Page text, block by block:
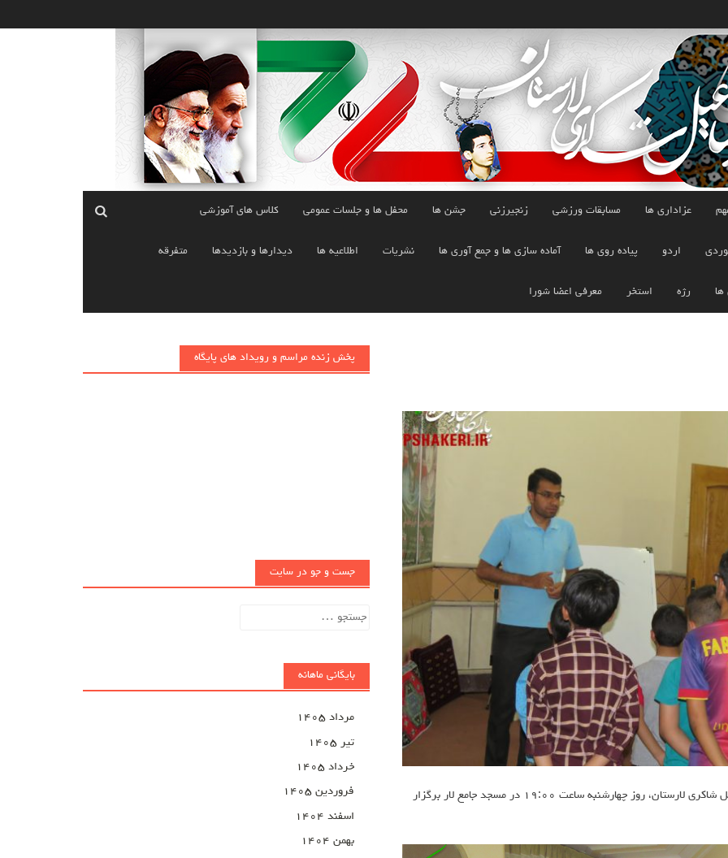
عزاداری ها مسابقات ورزشی زنجیرزنی جشن ها محفل ها و جلسات عمومی کلاس های آموزشی
اردو پیاده روی ها آماده سازی ها و جمع آوری ها نشریات اطلاعیه ها دیدارها و بازدیدها متفرقه
ها رژه استخر معرفی اعضا شورا
کلاس آموزش نکات نظامی ویژه اعضای پایگاه مقاومت شهید اسماعیل شاکری لارستان، روز چهارشنبه ساعت ۱۹:۰۰ در مسجد جامع لار برگزار
پخش زنده مراسم و رویداد های پایگاه
جست و جو در سایت
جستجو
بایگانی ماهانه
مرداد ۱۴۰۵
تیر ۱۴۰۵
خرداد ۱۴۰۵
فروردین ۱۴۰۵
اسفند ۱۴۰۴
بهمن ۱۴۰۴